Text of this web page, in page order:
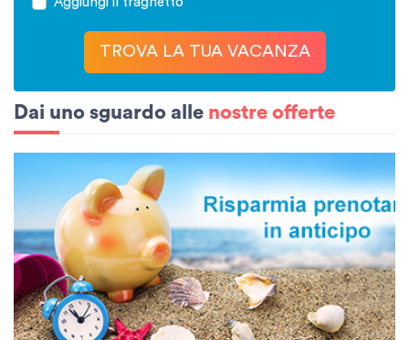
TROVA LA TUA VACANZA
Dai uno sguardo alle nostre offerte